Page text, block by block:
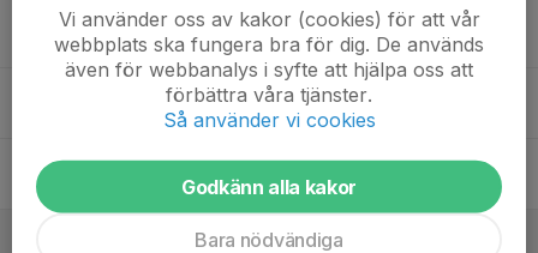
18:00
19:10
Isträning
ProTrain Arena
Isträning
ProTrain Arena
Fre
Vi använder oss av kakor (cookies) för att vår
webbplats ska fungera bra för dig. De används
även för webbanalys i syfte att hjälpa oss att
förbättra våra tjänster.
Så använder vi cookies
Godkänn alla kakor
Bara nödvändiga